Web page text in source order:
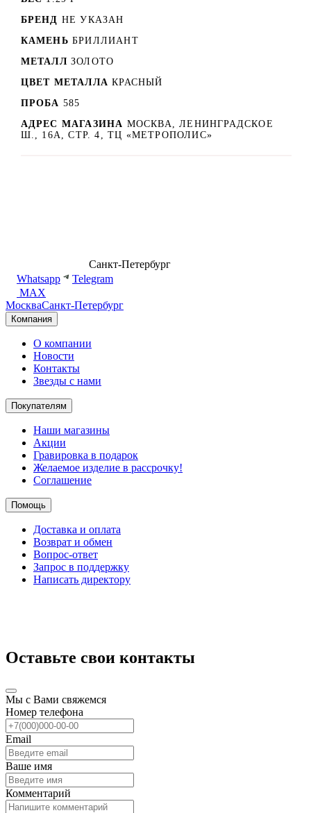
БРЕНД НЕ УКАЗАН
КАМЕНЬ БРИЛЛИАНТ
МЕТАЛЛ ЗОЛОТО
ЦВЕТ МЕТАЛЛА КРАСНЫЙ
ПРОБА 585
АДРЕС МАГАЗИНА МОСКВА, ЛЕНИНГРАДСКОЕ
Ш., 16А, СТР. 4, ТЦ «МЕТРОПОЛИС»
Санкт-Петербург
Whatsapp
Telegram
MAX
МоскваСанкт-Петербург
Компания
О компании
Новости
Контакты
Звезды с нами
Покупателям
Наши магазины
Акции
Гравировка в подарок
Желаемое изделие в рассрочку!
Соглашение
Помощь
Доставка и оплата
Возврат и обмен
Вопрос-ответ
Запрос в поддержку
Написать директору
Оставьте свои контакты
Мы с Вами свяжемся
Номер телефона
Email
Ваше имя
Комментарий